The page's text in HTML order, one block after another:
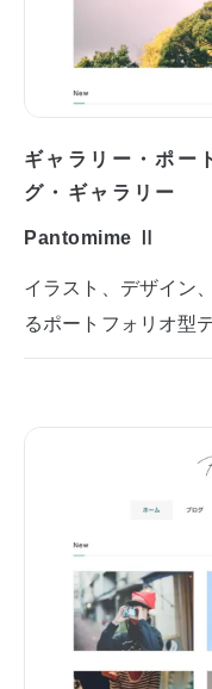
ギャラリー・ポー
グ・ギャラリー
Pantomime Ⅱ
イラスト、デザイン
るポートフォリオ型